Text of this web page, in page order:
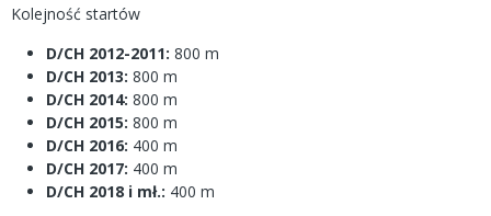
Kolejność startów
D/CH 2012-2011: 800 m
D/CH 2013: 800 m
D/CH 2014: 800 m
D/CH 2015: 800 m
D/CH 2016: 400 m
D/CH 2017: 400 m
D/CH 2018 i mł.: 400 m